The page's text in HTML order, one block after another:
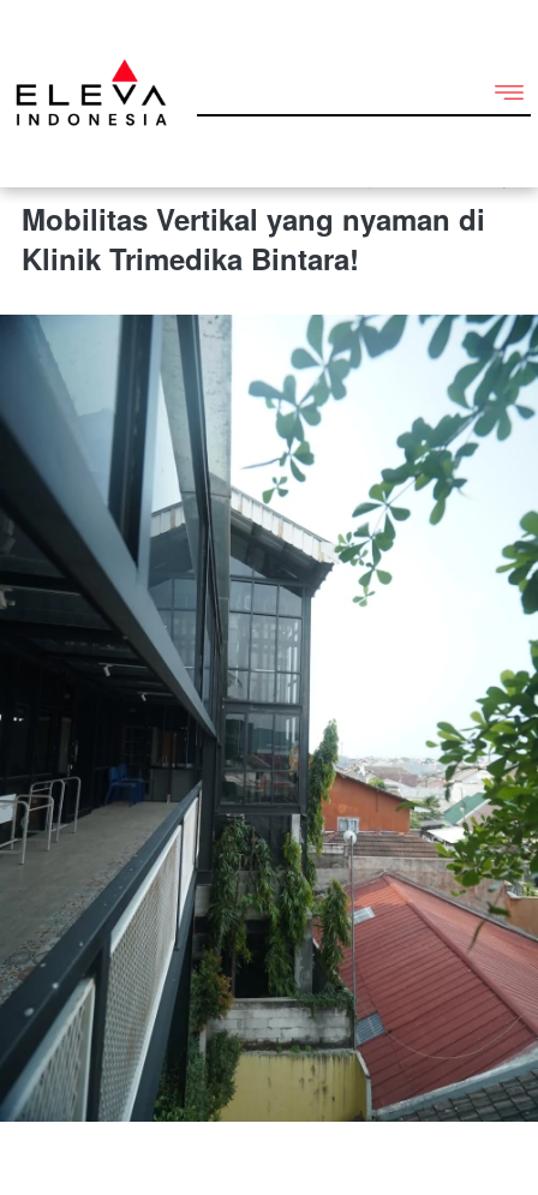
Mobilitas Vertikal yang nyaman di
Klinik Trimedika Bintara!